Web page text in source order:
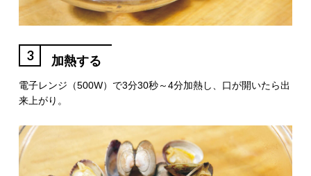
3 加熱する
電子レンジ（500W）で3分30秒～4分加熱し、口が開いたら出
来上がり。